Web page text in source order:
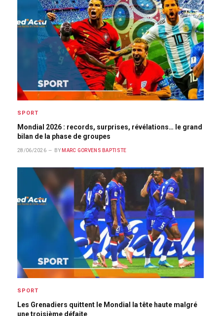
SPORT
Mondial 2026 : records, surprises, révélations… le grand
bilan de la phase de groupes
28/06/2026 BY MARC GORVENS BAPTISTE
SPORT
Les Grenadiers quittent le Mondial la tête haute malgré
une troisième défaite